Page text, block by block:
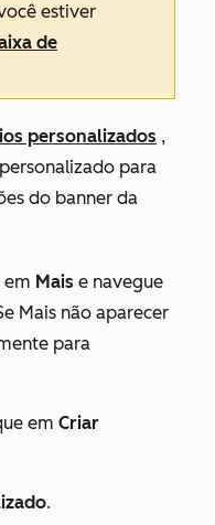
estiver
de
personalizados ,
para
do banner da
em Mais e navegue
Mais não aparecer
para
em Criar
.